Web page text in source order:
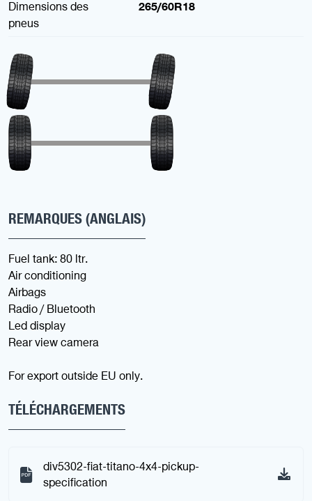
Dimensions des
pneus
265/60R18
REMARQUES (ANGLAIS)
Fuel tank: 80 ltr.
Air conditioning
Airbags
Radio / Bluetooth
Led display
Rear view camera
For export outside EU only.
TÉLÉCHARGEMENTS
div5302-fiat-titano-4x4-pickup-
specification